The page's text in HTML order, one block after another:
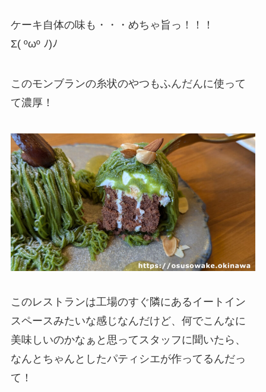
ケーキ自体の味も・・・めちゃ旨っ！！！
Σ( ºωº ﾉ)ﾉ
このモンブランの糸状のやつもふんだんに使って
て濃厚！
このレストランは工場のすぐ隣にあるイートイン
スペースみたいな感じなんだけど、何でこんなに
美味しいのかなぁと思ってスタッフに聞いたら、
なんとちゃんとしたパティシエが作ってるんだっ
て！